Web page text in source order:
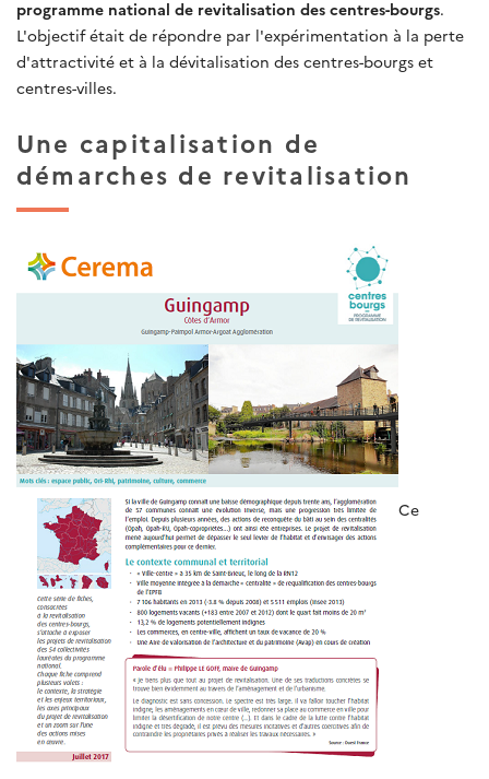
programme national de revitalisation des centres-bourgs.
L'objectif était de répondre par l'expérimentation à la perte
d'attractivité et à la dévitalisation des centres-bourgs et
centres-villes.
Une capitalisation de
démarches de revitalisation
Ce